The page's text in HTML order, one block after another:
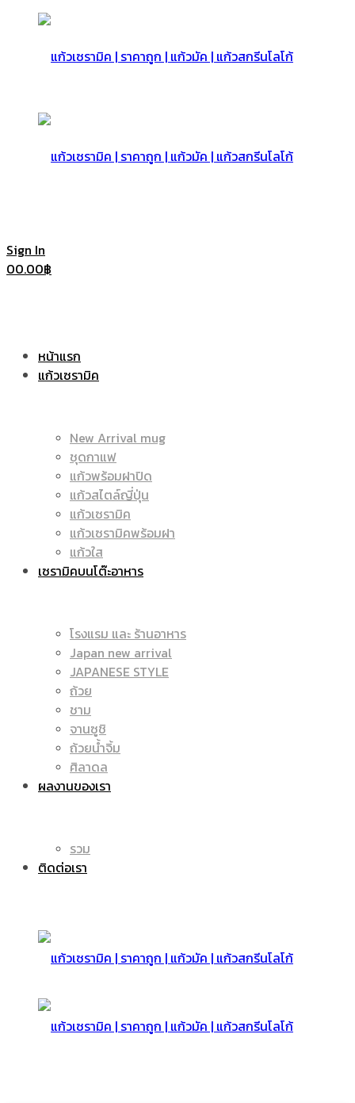
|
แก้ว
แก้ว
สกรีน
ราคา
แก้ว
|
แก้ว
Sign In
00.00฿
หน้าแรก
แก้วเซรามิค
New Arrival mug
ชุดกาแฟ
แก้วพร้อมฝาปิด
แก้วสไตล์ญี่ปุ่น
แก้วเซรามิค
แก้วเซรามิคพร้อมฝา
แก้วใส
เซรามิคบนโต๊ะอาหาร
โรงแรม และ ร้านอาหาร
Japan new arrival
JAPANESE STYLE
ถ้วย
ชาม
จานซูชิ
ถ้วยน้ำจิ้ม
ศิลาดล
ผลงานของเรา
รวม
ติดต่อเรา